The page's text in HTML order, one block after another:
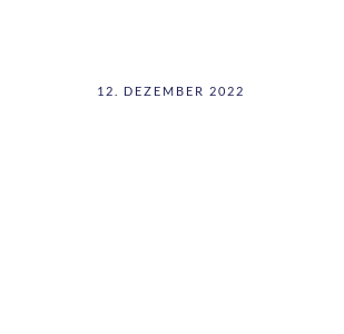
12. DEZEMBER 2022